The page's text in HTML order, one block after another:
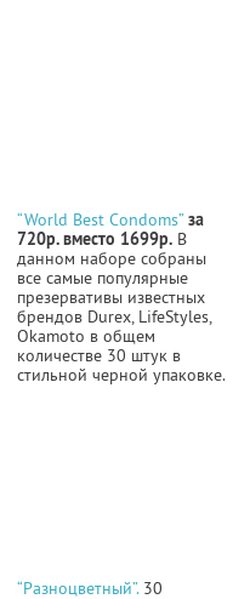
“World Best Condoms” за
720р. вместо 1699р. В
данном наборе собраны
все самые популярные
презервативы известных
брендов Durex, LifeStyles,
Okamoto в общем
количестве 30 штук в
стильной черной упаковке.
“Разноцветный”.30